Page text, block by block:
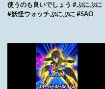
使うのも良いでしょう #ぷにぷに
#妖怪ウォッチぷにぷに #SAO